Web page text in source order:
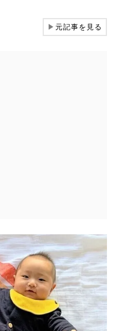
▶元記事を見る